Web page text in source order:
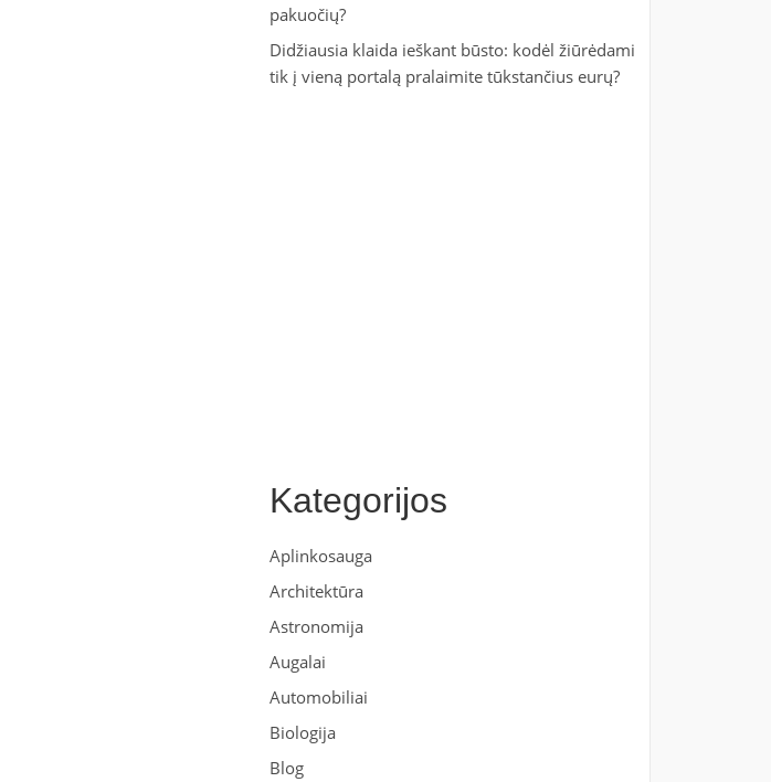
pakuočių?
Didžiausia klaida ieškant būsto: kodėl žiūrėdami
tik į vieną portalą pralaimite tūkstančius eurų?
Kategorijos
Aplinkosauga
Architektūra
Astronomija
Augalai
Automobiliai
Biologija
Blog